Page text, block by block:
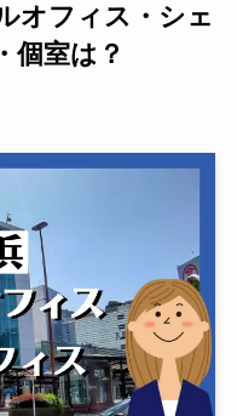
オフィス・シェ
個室は？